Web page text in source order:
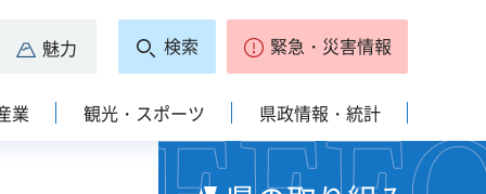
魅力 検索 緊急・災害情報
業 観光・スポーツ 県政情報・統計